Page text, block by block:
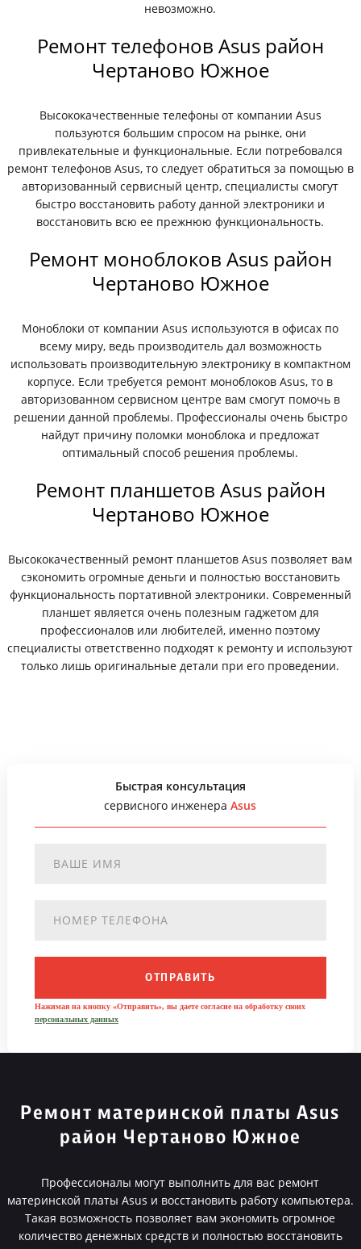
невозможно.
Ремонт телефонов Asus район
Чертаново Южное
Высококачественные телефоны от компании Asus
пользуются большим спросом на рынке, они
привлекательные и функциональные. Если потребовался
ремонт телефонов Asus, то следует обратиться за помощью в
авторизованный сервисный центр, специалисты смогут
быстро восстановить работу данной электроники и
восстановить всю ее прежнюю функциональность.
Ремонт моноблоков Asus район
Чертаново Южное
Моноблоки от компании Asus используются в офисах по
всему миру, ведь производитель дал возможность
использовать производительную электронику в компактном
корпусе. Если требуется ремонт моноблоков Asus, то в
авторизованном сервисном центре вам смогут помочь в
решении данной проблемы. Профессионалы очень быстро
найдут причину поломки моноблока и предложат
оптимальный способ решения проблемы.
Ремонт планшетов Asus район
Чертаново Южное
Высококачественный ремонт планшетов Asus позволяет вам
сэкономить огромные деньги и полностью восстановить
функциональность портативной электроники. Современный
планшет является очень полезным гаджетом для
профессионалов или любителей, именно поэтому
специалисты ответственно подходят к ремонту и используют
только лишь оригинальные детали при его проведении.
Быстрая консультация
сервисного инженераAsus
ОТПРАВИТЬ
Нажимая на кнопку «Отправить», вы даете согласие на обработку своих
персональных данных
Ремонт материнской платы Asus
район Чертаново Южное
Профессионалы могут выполнить для вас ремонт
материнской платы Asus и восстановить работу компьютера.
Такая возможность позволяет вам экономить огромное
количество денежных средств и полностью восстановить